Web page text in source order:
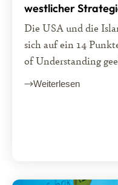
westlicher
Die USA und die
sich auf ein 14
of Understanding
Weiterlesen